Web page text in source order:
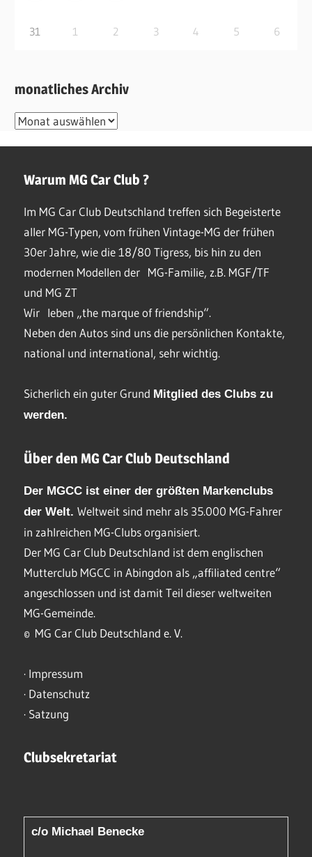
31 1 2 3 4 5 6
monatliches Archiv
monatliches
Warum MG Car Club ?
Im MG Car Club Deutschland treffen sich Begeisterte
aller MG-Typen, vom frühen Vintage-MG der frühen
30er Jahre, wie die 18/80 Tigress, bis hin zu den
modernen Modellen der MG-Familie, z.B. MGF/TF
und MG ZT
Wir leben „the marque of friendship“.
Neben den Autos sind uns die persönlichen Kontakte,
national und international, sehr wichtig.
Sicherlich ein guter Grund Mitglied des Clubs zu
werden.
Über den MG Car Club Deutschland
Der MGCC ist einer der größten Markenclubs
der Welt. Weltweit sind mehr als 35.000 MG-Fahrer
in zahlreichen MG-Clubs organisiert.
Der MG Car Club Deutschland ist dem englischen
Mutterclub MGCC in Abingdon als „affiliated centre“
angeschlossen und ist damit Teil dieser weltweiten
MG-Gemeinde.
© MG Car Club Deutschland e. V.
· Impressum
· Datenschutz
· Satzung
Clubsekretariat
c/o Michael Benecke